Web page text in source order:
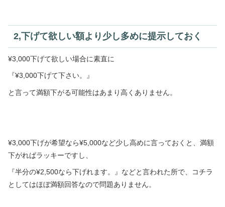
2,下げて欲しい額より少し多めに提示しておく
¥3,000下げて欲しい場合に素直に
『¥3,000下げて下さい。』
と言って満額下がる可能性はあまり高くありません。
¥3,000下げが希望なら¥5,000など少し高めに言っておくと、満額
下がればラッキーですし、
『半分の¥2,500なら下げれます。』などと言われた所で、コチラ
としてはほぼ満額回答なので問題ありません。